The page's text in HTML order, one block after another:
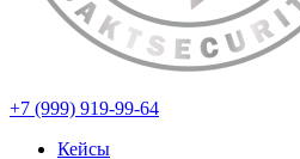
+7 (999) 919-99-64
Кейсы